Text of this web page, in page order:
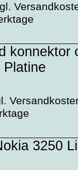
konnektor
Platine
3250